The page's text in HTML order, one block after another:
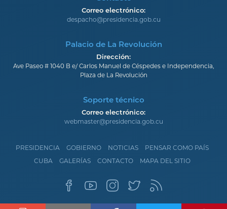
Correo electrónico:
despacho@presidencia.gob.cu
Palacio de La Revolución
Dirección:
Ave Paseo # 1040 B e/ Carlos Manuel de Céspedes e Independencia,
Plaza de La Revolución
Soporte técnico
Correo electrónico:
webmaster@presidencia.gob.cu
PRESIDENCIA GOBIERNO NOTICIAS
PENSAR COMO PAÍS
CUBA
GALERÍAS CONTACTO MAPA DEL SITIO